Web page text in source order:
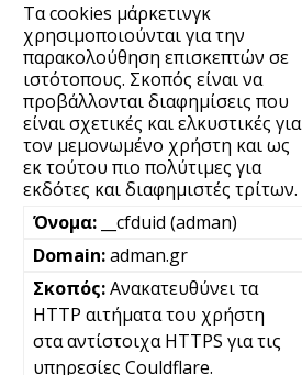
Τα cookies μάρκετινγκ
χρησιμοποιούνται για την
παρακολούθηση επισκεπτών σε
ιστότοπους. Σκοπός είναι να
προβάλλονται διαφημίσεις που
είναι σχετικές και ελκυστικές για
τον μεμονωμένο χρήστη και ως
εκ τούτου πιο πολύτιμες για
εκδότες και διαφημιστές τρίτων.
__cfduid (adman)
adman.gr
Ανακατευθύνει τα
HTTP αιτήματα του χρήστη
στα αντίστοιχα HTTPS για τις
υπηρεσίες Couldflare.